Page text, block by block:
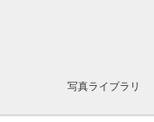
写真ライブラリ